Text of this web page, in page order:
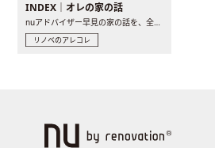
INDEX｜オレの家の話
nuアドバイザー早見の家の話を、全4話でお届け。リノベーションを..
リノベのアレコレ